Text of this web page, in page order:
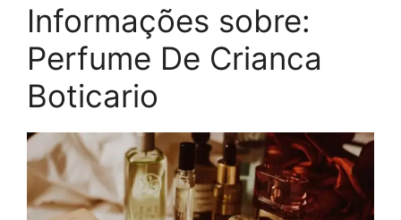
Informações sobre:
Perfume De Crianca
Boticario